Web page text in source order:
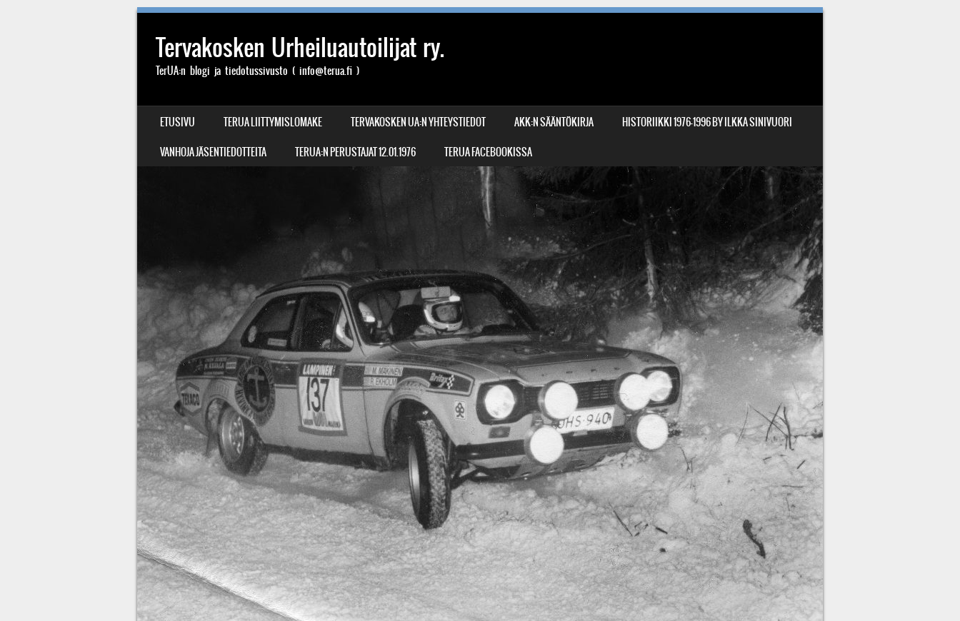
Tervakosken Urheiluautoilijat ry.
TerUA:n blogi ja tiedotussivusto ( info@terua.fi )
VALIKKO
SIIRRY SISÄLTÖÖN
ETUSIVU TERUA LIITTYMISLOMAKE TERVAKOSKEN UA:N YHTEYSTIEDOT AKK:N SÄÄNTÖKIRJA
HISTORIIKKI 1976-1996 BY ILKKA SINIVUORI
VANHOJA JÄSENTIEDOTTEITA
TERUA:N PERUSTAJAT 12.01.1976 TERUA FACEBOOKISSA